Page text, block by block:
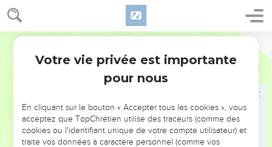
Actes 12
*Césarée où il passa quelque temps.
La mort d'Hérode
Or, Hérode était en conflit avec les habitants de *Tyr et de
Sidon. Ceux-ci décidèrent ensemble de lui envoyer une
conseiller, ils demandèrent la paix, car leur pays était
économiquement dépendant de celui du roi.
Au jour fixé, Hérode, revêtu de ses vêtements royaux, prit
Votre vie privée est importante
pour nous
En cliquant sur le bouton « Accepter tous les cookies », vous
acceptez que TopChrétien utilise des traceurs (comme des
cookies ou l'identifiant unique de votre compte utilisateur) et
traite vos données à caractère personnel (comme vos